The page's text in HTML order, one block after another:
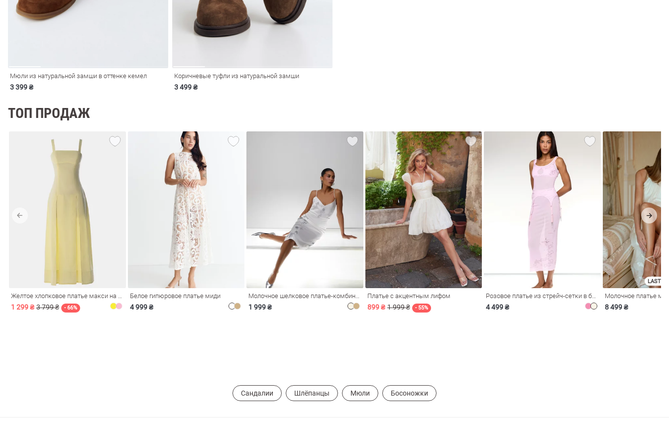
СарафаныНа
Мюли из натуральной замши в оттенке кемел
3 399 ₴
Коричневые туфли из натуральной замши
3 499 ₴
ТОП ПРОДАЖ
1 299 ₴ 3 799 ₴ - 66%
Белое гипюровое платье миди
4 999 ₴ 1 999 ₴
Платье с акцентным лифом
899 ₴ 1 999 ₴ - 55% 4 499 ₴
LAST
8 499 ₴
Сандалии Шлёпанцы Мюли Босоножки